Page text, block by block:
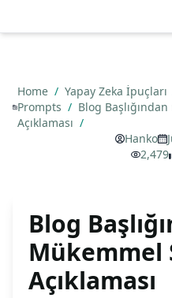
Home / Yapay Zeka İpuçları
Prompts / Blog
Açıklaması /
Hanko
2,479
Blog
Mükemmel
Açıklaması